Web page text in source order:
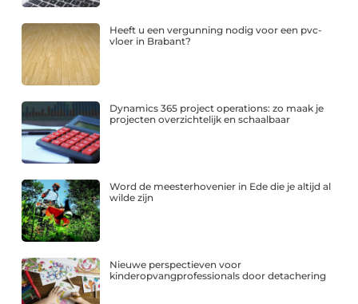
Heeft u een vergunning nodig voor een pvc-
vloer in Brabant?
Dynamics 365 project operations: zo maak je
projecten overzichtelijk en schaalbaar
Word de meesterhovenier in Ede die je altijd al
wilde zijn
Nieuwe perspectieven voor
kinderopvangprofessionals door detachering